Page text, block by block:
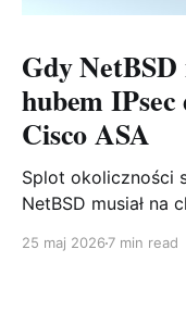
Gdy
hubem
Cisco ASA
Splot okoliczności
NetBSD musiał na
Bez sięgania po
25 maj 2026 7 min read